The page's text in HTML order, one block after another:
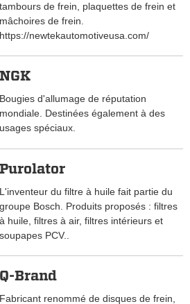
tambours de frein, plaquettes de frein et
mâchoires de frein.
https://newtekautomotiveusa.com/
NGK
Bougies d'allumage de réputation
mondiale. Destinées également à des
usages spéciaux.
Purolator
L'inventeur du filtre à huile fait partie du
groupe Bosch. Produits proposés : filtres
à huile, filtres à air, filtres intérieurs et
soupapes PCV..
Q-Brand
Fabricant renommé de disques de frein,